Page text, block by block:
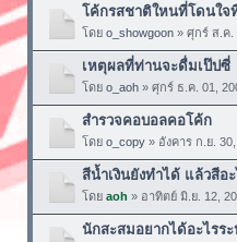
โค้กรสชาติใหนที่โดนใ
โดย o_showgoon» ศุกร์ ส.ค.
เหตุผลที่ท่านจะดื่มเป๊ปซี่
โดย o_aoh» ศุกร์ ธ.ค. 01,
สำรวจคอบอลคอโค้ก
โดย o_copy» อังคาร ก.ย. 30,
สีน้ำเงินยังทำได้ แล้วสีอ
โดย aoh » อาทิตย์ มิ.ย. 12,
นักสะสมอยากได้อะไรระ